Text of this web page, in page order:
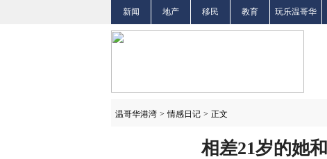
新闻 地产 移民 教育 玩乐温哥华
温哥华港湾 > 情感日记 > 正文
相差21岁的她